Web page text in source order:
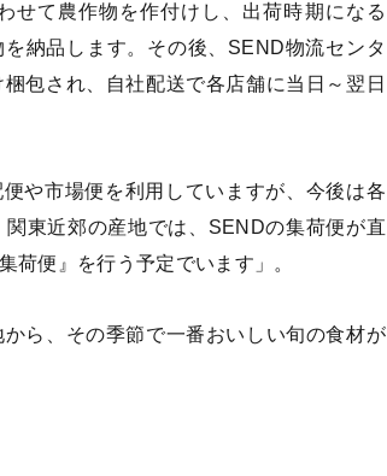
せて農作物を作付けし、出荷時期になる
納品します。その後、SEND物流センタ
包され、自社配送で各店舗に当日～翌日
や市場便を利用していますが、今後は各
東近郊の産地では、SENDの集荷便が直
荷便』を行う予定でいます」。
ら、その季節で一番おいしい旬の食材が